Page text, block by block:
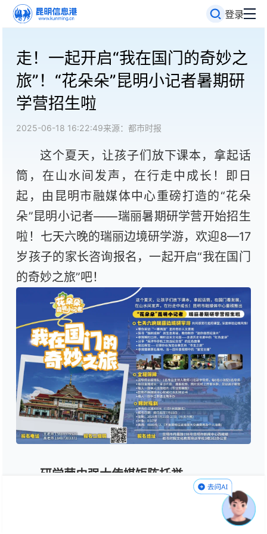
登录
走！一起开启“我在国门的奇妙之
旅”！“花朵朵”昆明小记者暑期研
学营招生啦
2025-06-18 16:22:49来源：都市时报
这个夏天，让孩子们放下课本，拿起话
筒，在山水间发声，在行走中成长！即日
起，由昆明市融媒体中心重磅打造的“花朵
朵”昆明小记者——瑞丽暑期研学营开始招生
啦！七天六晚的瑞丽边境研学游，欢迎8—17
岁孩子的家长咨询报名，一起开启“我在国门
的奇妙之旅”吧！
研学营由强大传媒矩阵托举
“花朵朵”昆明小记者瑞丽暑期研学营由
昆明市融媒体中心主办。2023年9月，昆明